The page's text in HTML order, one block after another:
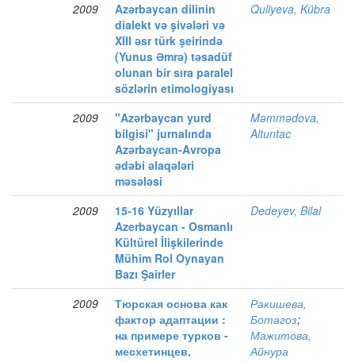
2009
Azərbaycan dilinin
dialekt və şivələri və
XIII əsr türk şeirində
(Yunus Əmrə) təsadüf
olunan bir sıra paralel
sözlərin etimologiyası
Quliyeva, Kübra
2009
"Azərbaycan yurd
bilgisi" jurnalında
Azərbaycan-Avropa
ədəbi əlaqələri
məsələsi
Məmmədova,
Altuntac
2009
15-16 Yüzyıllar
Azerbaycan - Osmanlı
Kültürel İlişkilerinde
Mühim Rol Oynayan
Bazı Şairler
Dedeyev, Bilal
2009
Тюрская основа как
фактор адаптации :
на примере турков -
месхетинцев,
Ракишева,
Ботагоз;
Мажитова,
Айнура